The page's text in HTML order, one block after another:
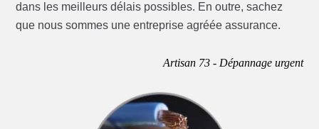
dans les meilleurs délais possibles. En outre, sachez
que nous sommes une entreprise agréée assurance.
Artisan 73 - Dépannage urgent